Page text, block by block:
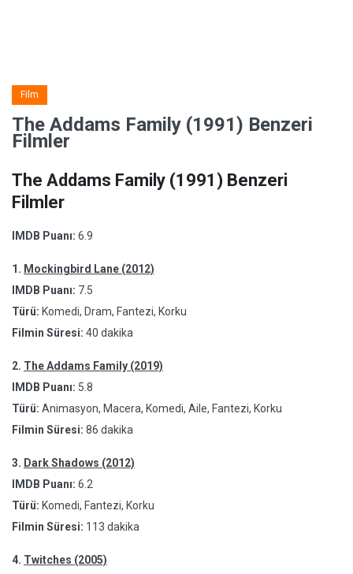
Film
The Addams Family (1991) Benzeri
Filmler
The Addams Family (1991) Benzeri
Filmler
IMDB Puanı: 6.9
1. Mockingbird Lane (2012)
IMDB Puanı: 7.5
Türü: Komedi, Dram, Fantezi, Korku
Filmin Süresi: 40 dakika
2. The Addams Family (2019)
IMDB Puanı: 5.8
Türü: Animasyon, Macera, Komedi, Aile, Fantezi, Korku
Filmin Süresi: 86 dakika
3. Dark Shadows (2012)
IMDB Puanı: 6.2
Türü: Komedi, Fantezi, Korku
Filmin Süresi: 113 dakika
4. Twitches (2005)